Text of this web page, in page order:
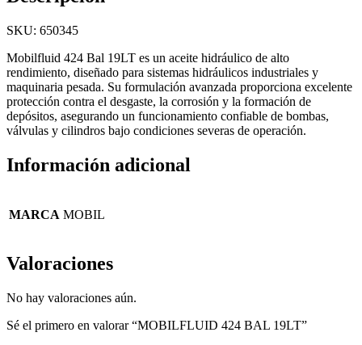
SKU: 650345
Mobilfluid 424 Bal 19LT es un aceite hidráulico de alto
rendimiento, diseñado para sistemas hidráulicos industriales y
maquinaria pesada. Su formulación avanzada proporciona excelente
protección contra el desgaste, la corrosión y la formación de
depósitos, asegurando un funcionamiento confiable de bombas,
válvulas y cilindros bajo condiciones severas de operación.
Información adicional
MARCA MOBIL
Valoraciones
No hay valoraciones aún.
Sé el primero en valorar “MOBILFLUID 424 BAL 19LT”